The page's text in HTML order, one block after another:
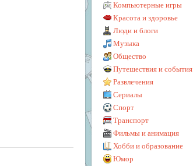
Компьютерные игры
Красота и здоровье
Люди и блоги
Музыка
Общество
Путешествия и события
Развлечения
Сериалы
Спорт
Транспорт
Фильмы и анимация
Хобби и образование
Юмор